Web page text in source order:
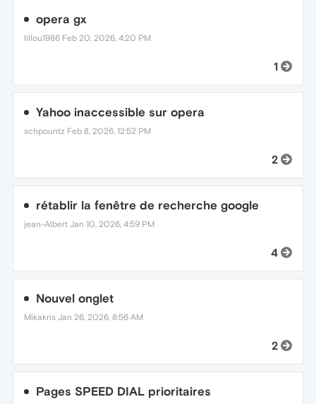
opera gx
lillou1986 Feb 20, 2026, 4:20 PM
1
Yahoo inaccessible sur opera
schpountz Feb 8, 2026, 12:52 PM
2
rétablir la fenêtre de recherche google
jean-Albert Jan 10, 2026, 4:59 PM
4
Nouvel onglet
Mikakris Jan 26, 2026, 8:56 AM
2
Pages SPEED DIAL prioritaires